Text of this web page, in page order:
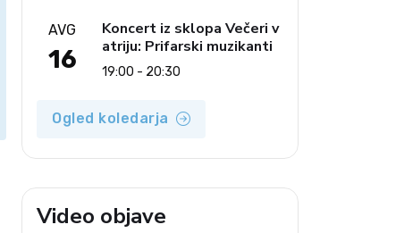
AVG
16
Koncert iz sklopa Večeri v
atriju: Prifarski muzikanti
19:00 - 20:30
Ogled koledarja
Video objave